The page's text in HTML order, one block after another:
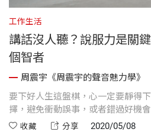
工作生活
講話沒人聽？說服力是關
個智者
周震宇《周震宇的聲音魅力學》
要下好人生這盤棋，心一定要靜得
擇，避免衝動誤事，或者錯過好機會
收藏 分享 2020/05/08